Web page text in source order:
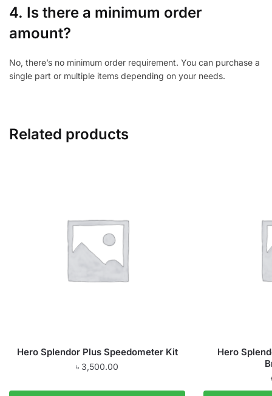
4. Is there a minimum order
amount?
No, there’s no minimum order requirement. You can purchase a
single part or multiple items depending on your needs.
Related products
Hero Splendor Plus Speedometer Kit
৳ 3,500.00
Hero